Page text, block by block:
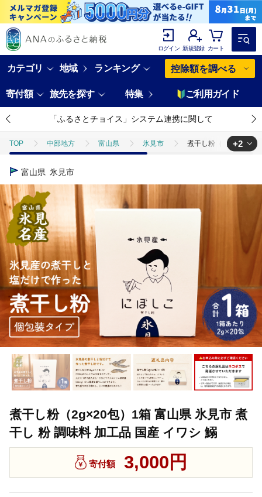
ログイン 新規登録 カート
カテゴリ 地域 ランキング 控除額を調べる
寄付額 旅先を探す 特集 ご利用ガイド
「ふるさとチョイス」システム連携に関して
TOP 中部地方 富山県 氷見市 煮干し粉（2g×20包）
TOP
TOP 加工食品
+2
富山県 氷見市
煮干し粉（2g×20包）1箱 富山県 氷見市 煮
干し 粉 調味料 加工品 国産 イワシ 鰯
寄付額 3,000円